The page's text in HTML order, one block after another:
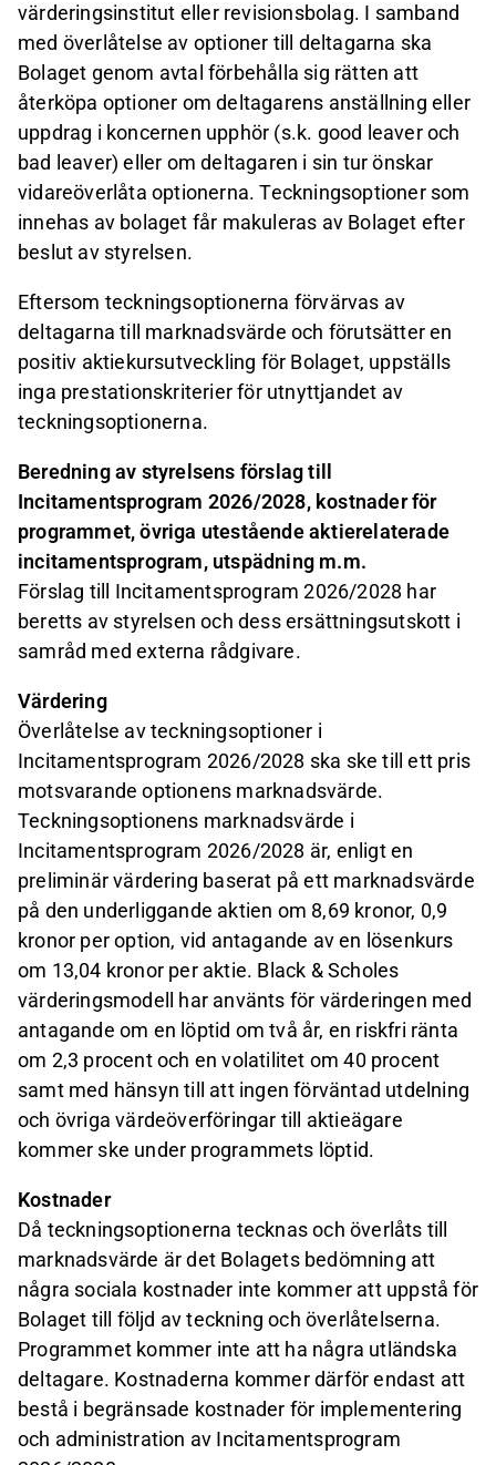
värderingsinstitut eller revisionsbolag. I samband
med överlåtelse av optioner till deltagarna ska
Bolaget genom avtal förbehålla sig rätten att
återköpa optioner om deltagarens anställning eller
uppdrag i koncernen upphör (s.k. good leaver och
bad leaver) eller om deltagaren i sin tur önskar
vidareöverlåta optionerna. Teckningsoptioner som
innehas av bolaget får makuleras av Bolaget efter
beslut av styrelsen.
Eftersom teckningsoptionerna förvärvas av
deltagarna till marknadsvärde och förutsätter en
positiv aktiekursutveckling för Bolaget, uppställs
inga prestationskriterier för utnyttjandet av
teckningsoptionerna.
Beredning av styrelsens förslag till
Incitamentsprogram 2026/2028, kostnader för
programmet, övriga utestående aktierelaterade
incitamentsprogram, utspädning m.m.
Förslag till Incitamentsprogram 2026/2028 har
beretts av styrelsen och dess ersättningsutskott i
samråd med externa rådgivare.
Värdering
Överlåtelse av teckningsoptioner i
Incitamentsprogram 2026/2028 ska ske till ett pris
motsvarande optionens marknadsvärde.
Teckningsoptionens marknadsvärde i
Incitamentsprogram 2026/2028 är, enligt en
preliminär värdering baserat på ett marknadsvärde
på den underliggande aktien om 8,69 kronor, 0,9
kronor per option, vid antagande av en lösenkurs
om 13,04 kronor per aktie. Black & Scholes
värderingsmodell har använts för värderingen med
antagande om en löptid om två år, en riskfri ränta
om 2,3 procent och en volatilitet om 40 procent
samt med hänsyn till att ingen förväntad utdelning
och övriga värdeöverföringar till aktieägare
kommer ske under programmets löptid.
Kostnader
Då teckningsoptionerna tecknas och överlåts till
marknadsvärde är det Bolagets bedömning att
några sociala kostnader inte kommer att uppstå för
Bolaget till följd av teckning och överlåtelserna.
Programmet kommer inte att ha några utländska
deltagare. Kostnaderna kommer därför endast att
bestå i begränsade kostnader för implementering
och administration av Incitamentsprogram